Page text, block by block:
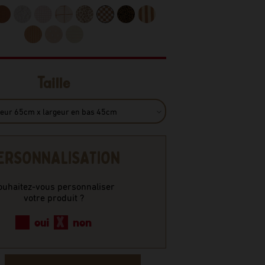
Taille
vous personnaliser
votre produit ?
oui non